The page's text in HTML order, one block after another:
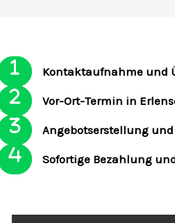
Kontaktaufnahme und
Vor-Ort-Termin in
Angebotserstellung
Sofortige Bezahlung